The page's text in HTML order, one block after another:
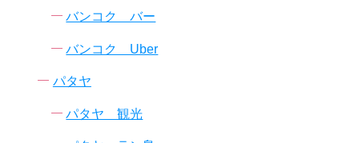
バンコク バー
バンコク Uber
パタヤ
パタヤ 観光